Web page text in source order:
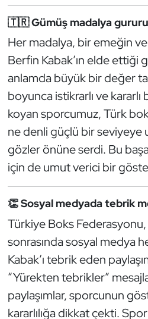
🇹🇷 Gümüş madalya gururu
Her madalya, bir emeğin
Berfin Kabak’ın elde ettiği
anlamda büyük bir değer
boyunca istikrarlı ve
koyan sporcumuz, Türk
ne denli güçlü bir seviyeye
gözler önüne serdi. Bu
için de umut verici bir
👏 Sosyal medyada tebrik
Türkiye Boks
sonrasında sosyal medya
Kabak’ı tebrik eden
“Yürekten tebrikler”
paylaşımlar, sporcunun
kararlılığa dikkat çekti.
Kempo
Kick Boks
Kürek
Masa Tenisi
Modern Pentatlon
Muay Thai
Okçuluk
Optimist